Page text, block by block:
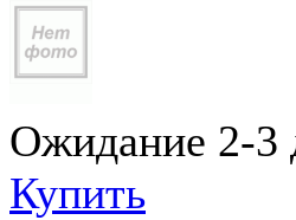
Ожидание 2-3
Купить